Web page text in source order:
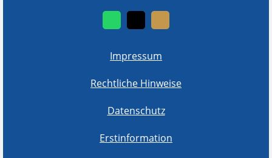
Impressum
Rechtliche Hinweise
Datenschutz
Erstinformation